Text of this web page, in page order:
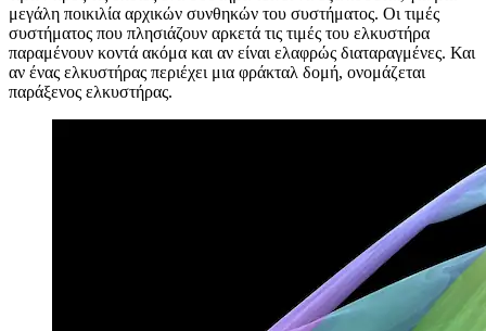
日本語
한국어
한국어
русский
русский
türkçe